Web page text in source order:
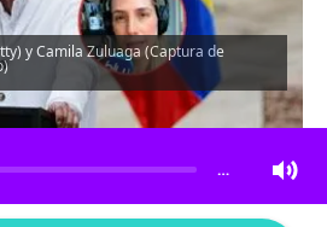
y Camila Zuluaga (Captura de
el artículo
…